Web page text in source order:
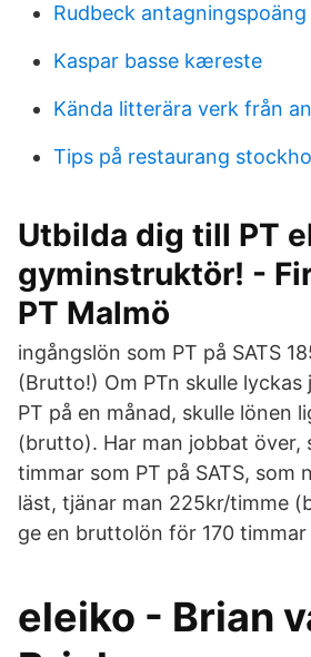
Rudbeck
Kaspar basse kæreste
Kända litterära verk från
Tips på restaurang
Utbilda dig till PT
gyminstruktör! -
PT Malmö
ingångslön som PT på SATS
(Brutto!) Om PTn skulle lyckas
PT på en månad, skulle lönen
(brutto). Har man jobbat över,
timmar som PT på SATS, som
läst, tjänar man 225kr/timme
ge en bruttolön för 170
eleiko - Brian